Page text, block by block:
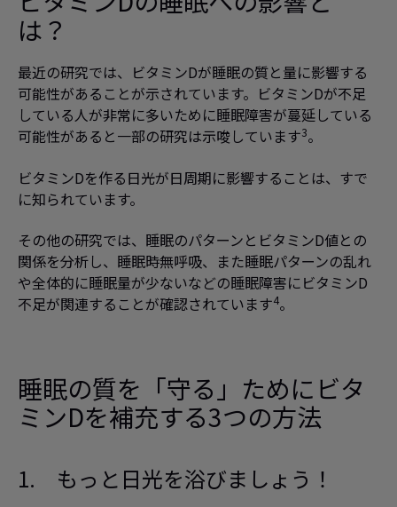
は？
最近の研究では、ビタミンDが睡眠の質と量に影響する
可能性があることが示されています。ビタミンDが不足
している人が非常に多いために睡眠障害が蔓延している
可能性があると一部の研究は示唆しています3。
ビタミンDを作る日光が日周期に影響することは、すで
に知られています。
その他の研究では、睡眠のパターンとビタミンD値との
関係を分析し、睡眠時無呼吸、また睡眠パターンの乱れ
や全体的に睡眠量が少ないなどの睡眠障害にビタミンD
不足が関連することが確認されています4。
睡眠の質を「守る」ためにビタ
ミンDを補充する3つの方法
1. もっと日光を浴びましょう！